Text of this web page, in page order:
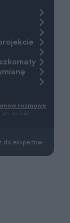
rozmowę
pn.-pt. 8-20
do ekspertów